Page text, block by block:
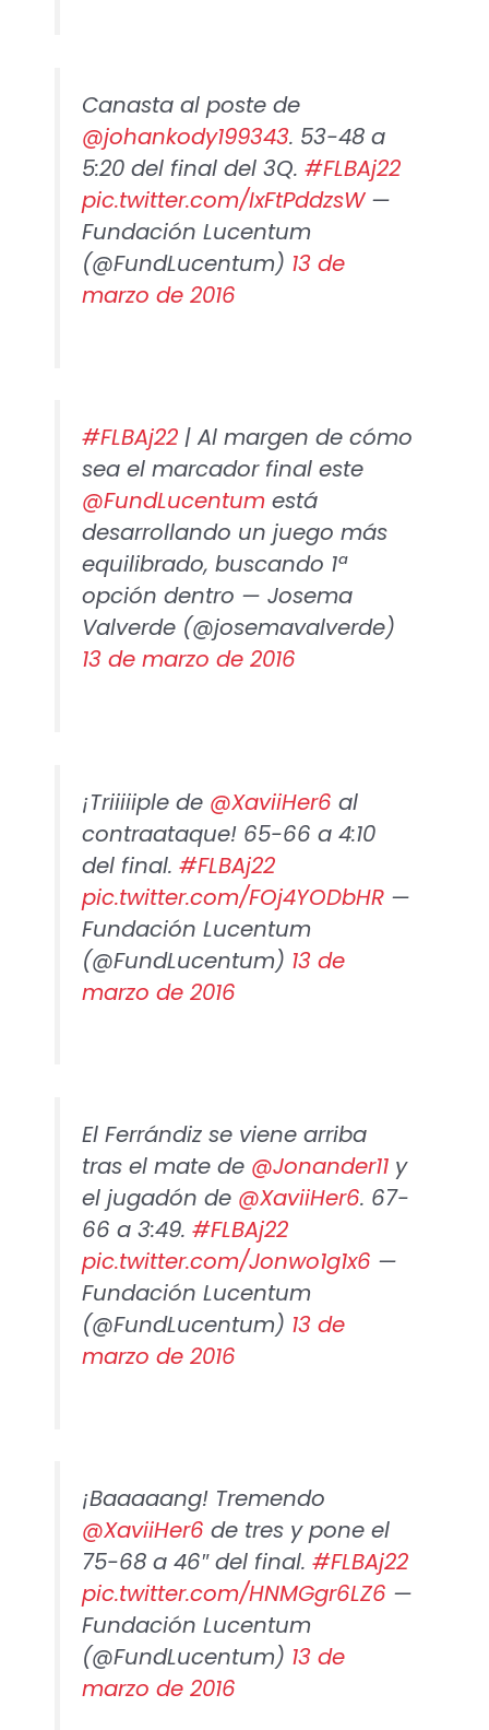
Canasta al poste de
@johankody199343. 53-48 a
5:20 del final del 3Q. #FLBAj22
pic.twitter.com/IxFtPddzsW—
Fundación Lucentum
(@FundLucentum) 13 de
marzo de 2016
#FLBAj22| Al margen de cómo
sea el marcador final este
@FundLucentumestá
desarrollando un juego más
equilibrado, buscando 1ª
opción dentro — Josema
Valverde (@josemavalverde)
13 de marzo de 2016
¡Triiiiiple de @XaviiHer6 al
contraataque! 65-66 a 4:10
del final. #FLBAj22
pic.twitter.com/FOj4YODbHR—
Fundación Lucentum
(@FundLucentum) 13 de
marzo de 2016
El Ferrándiz se viene arriba
tras el mate de @Jonander11y
el jugadón de @XaviiHer6. 67-
66 a 3:49. #FLBAj22
pic.twitter.com/Jonwo1g1x6 —
Fundación Lucentum
(@FundLucentum) 13 de
marzo de 2016
¡Baaaaang! Tremendo
@XaviiHer6 de tres y pone el
75-68 a 46″ del final. #FLBAj22
pic.twitter.com/HNMGgr6LZ6 —
Fundación Lucentum
(@FundLucentum) 13 de
marzo de 2016